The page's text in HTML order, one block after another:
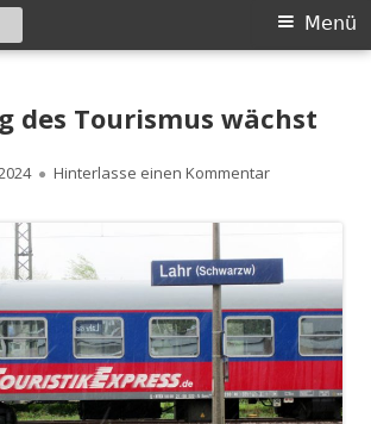
Menü
Suchen
nach:
des Tourismus wächst
Hinterlasse einen Kommentarzu